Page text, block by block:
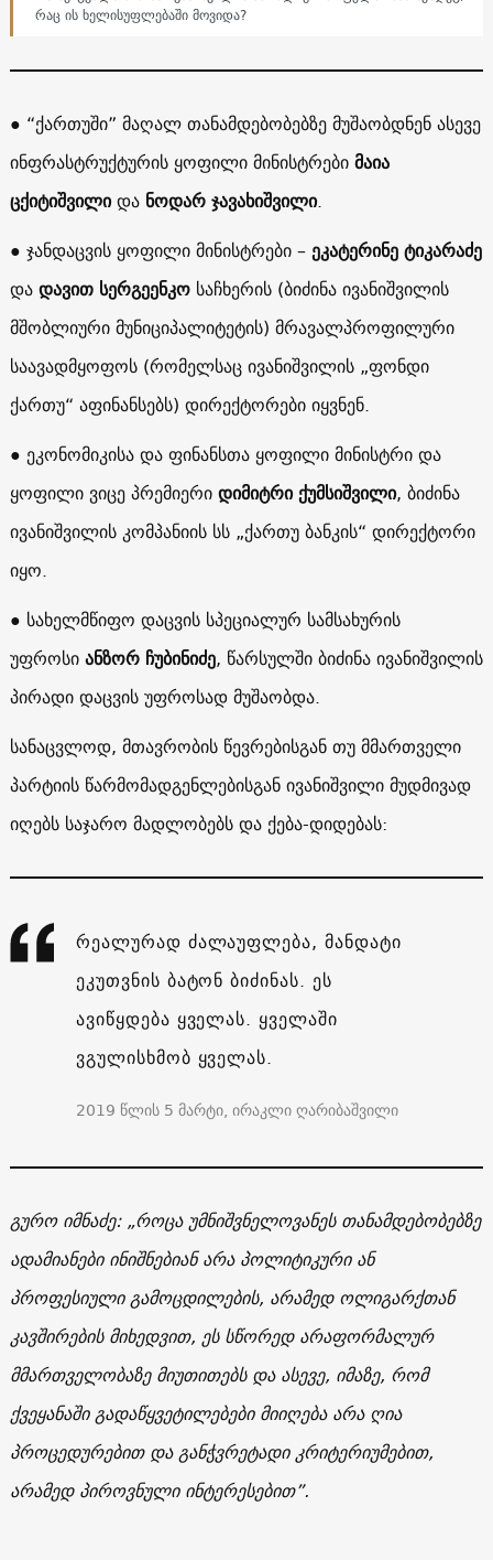
რაც ის ხელისუფლებაში მოვიდა?
● “ქართუში” მაღალ თანამდებობებზე მუშაობდნენ ასევე
ინფრასტრუქტურის ყოფილი მინისტრებიმაია
ცქიტიშვილიდა ნოდარ ჯავახიშვილი.
● ჯანდაცვის ყოფილი მინისტრები –ეკატერინე ტიკარაძე
დადავით სერგეენკოსაჩხერის (ბიძინა ივანიშვილის
მშობლიური მუნიციპალიტეტის) მრავალპროფილური
საავადმყოფოს (რომელსაც ივანიშვილის „ფონდი
ქართუ“ აფინანსებს) დირექტორები იყვნენ.
● ეკონომიკისა და ფინანსთა ყოფილი მინისტრი და
ყოფილი ვიცე პრემიერიდიმიტრი ქუმსიშვილი, ბიძინა
ივანიშვილის კომპანიის სს „ქართუ ბანკის“ დირექტორი
იყო.
● სახელმწიფო დაცვის სპეციალურ სამსახურის
უფროსიანზორ ჩუბინიძე, წარსულში ბიძინა ივანიშვილის
პირადი დაცვის უფროსად მუშაობდა.
სანაცვლოდ, მთავრობის წევრებისგან თუ მმართველი
პარტიის წარმომადგენლებისგან ივანიშვილი მუდმივად
იღებს საჯარო მადლობებს და ქება-დიდებას:
რეალურად ძალაუფლება, მანდატი
ეკუთვნის ბატონ ბიძინას. ეს
ავიწყდება ყველას. ყველაში
ვგულისხმობ ყველას.
2019 წლის 5 მარტი, ირაკლი ღარიბაშვილი
გურო იმნაძე: „როცა უმნიშვნელოვანეს თანამდებობებზე
ადამიანები ინიშნებიან არა პოლიტიკური ან
პროფესიული გამოცდილების, არამედ ოლიგარქთან
კავშირების მიხედვით, ეს სწორედ არაფორმალურ
მმართველობაზე მიუთითებს და ასევე, იმაზე, რომ
ქვეყანაში გადაწყვეტილებები მიიღება არა ღია
პროცედურებით და განჭვრეტადი კრიტერიუმებით,
არამედ პიროვნული ინტერესებით”.